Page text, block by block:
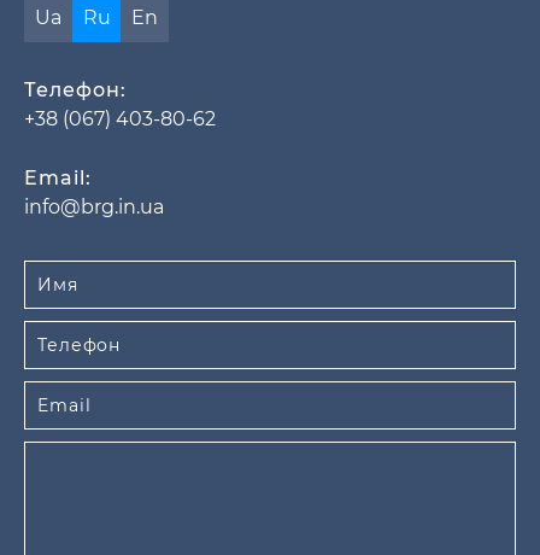
Ua Ru En
Телефон:
+38 (067) 403-80-62
Email:
info@brg.in.ua